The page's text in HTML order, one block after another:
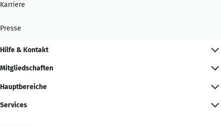
Karriere
Presse
Hilfe & Kontakt
Mitgliedschaften
Hauptbereiche
Services